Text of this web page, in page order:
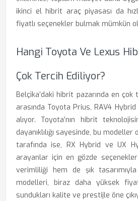
ikinci el hibrit araç piyasası da
fiyatlı seçenekler bulmak mümkün
Hangi Toyota Ve Lexus
Çok Tercih Ediliyor?
Belçika’daki hibrit pazarında en
arasında Toyota Prius, RAV4
alıyor. Toyota’nın hibrit
dayanıklılığı sayesinde, bu
tarafında ise, RX Hybrid ve UX
arayanlar için en gözde seçenekler
verimliliği hem de şık
modelleri, biraz daha yüksek
sundukları kalite ve prestijle öne